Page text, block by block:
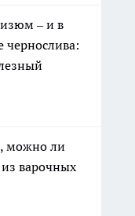
– и в
чернослива:
можно ли
из варочных